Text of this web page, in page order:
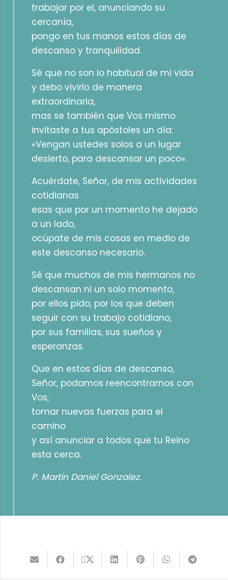
trabajar por el, anunciando su
cercanía,
pongo en tus manos estos días de
descanso y tranquilidad.
Sé que no son lo habitual de mi vida
y debo vivirlo de manera
extraordinaria,
mas se también que Vos mismo
invitaste a tus apóstoles un día:
«Vengan ustedes solos a un lugar
desierto, para descansar un poco».
Acuérdate, Señor, de mis actividades
cotidianas
esas que por un momento he dejado
a un lado,
ocúpate de mis cosas en medio de
este descanso necesario.
Sé que muchos de mis hermanos no
descansan ni un solo momento,
por ellos pido, por los que deben
seguir con su trabajo cotidiano,
por sus familias, sus sueños y
esperanzas.
Que en estos días de descanso,
Señor, podamos reencontrarnos con
Vos,
tomar nuevas fuerzas para el
camino
y así anunciar a todos que tu Reino
esta cerca.
P. Martin Daniel Gonzalez.